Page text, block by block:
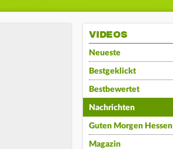
VIDEOS
Neueste
Bestgeklickt
Bestbewertet
Nachrichten
Guten Morgen Hessen
Magazin